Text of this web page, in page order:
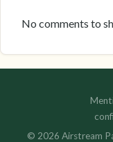
No comments to
© 2026 Airstream